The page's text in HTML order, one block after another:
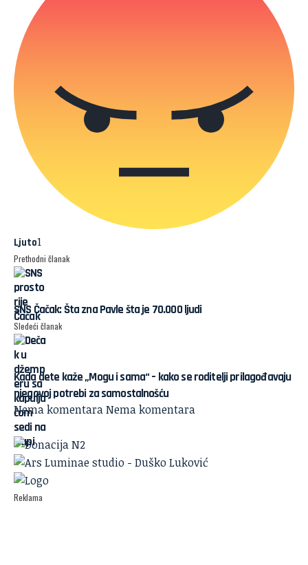
Ljuto1
Prethodni članak
SNS Čačak: Šta zna Pavle šta je 70.000 ljudi
Sledeći članak
Kada dete kaže „Mogu i sama“ – kako se roditelji prilagođavaju
njegovoj potrebi za samostalnošću
Nema komentaraNema komentara
Reklama